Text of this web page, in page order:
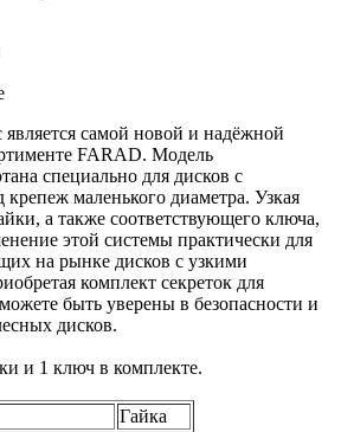
самой новой и надёжной
FARAD. Модель
специально для дисков с
крепеж маленького диаметра. Узкая
а также соответствующего ключа,
этой системы практически для
на рынке дисков с узкими
комплект секреток для
быть уверены в безопасности и
дисков.
и 1 ключ в комплекте.
Гайка